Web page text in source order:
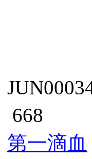
668
第一滴血